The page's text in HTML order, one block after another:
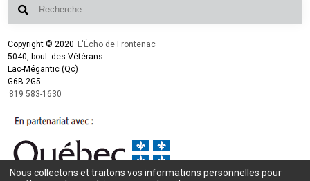
Copyright © 2020 L'Écho de Frontenac
5040, boul. des Vétérans
Lac-Mégantic (Qc)
G6B 2G5
819 583-1630
Nous collectons et traitons vos informations personnelles pour